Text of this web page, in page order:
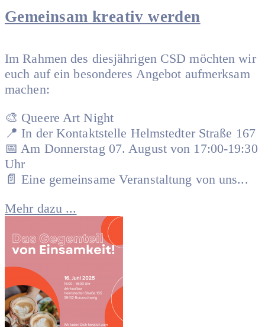
Gemeinsam kreativ werden
Im Rahmen des diesjährigen CSD möchten wir
euch auf ein besonderes Angebot aufmerksam
machen:
🎨 Queere Art Night
📍 In der Kontaktstelle Helmstedter Straße 167
📅 Am Donnerstag 07. August von 17:00-19:30
Uhr
📄 Eine gemeinsame Veranstaltung von uns...
Mehr dazu ...